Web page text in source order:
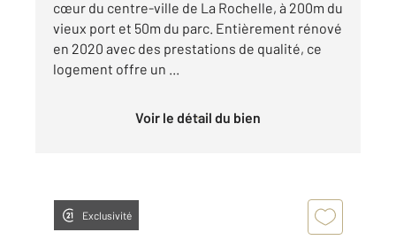
cœur du centre-ville de La Rochelle, à 200m du
vieux port et 50m du parc. Entièrement rénové
en 2020 avec des prestations de qualité, ce
logement offre un ...
Voir le détail du bien
Exclusivité